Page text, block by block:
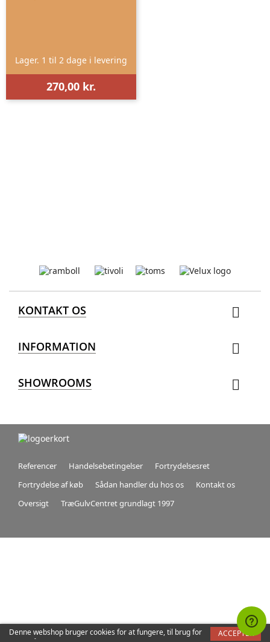
Denne webshop bruger cookies for at fungere, til brug for
ACCEPTER
Lager. 1 til 2 dage i levering
270,00 kr.
KONTAKT OS 
INFORMATION 
SHOWROOMS 
Referencer Handelsebetingelser
Fortrydelsesret
Fortrydelse af køb
Sådan handler du hos os
Kontakt os
Oversigt
TræGulvCentret grundlagt 1997